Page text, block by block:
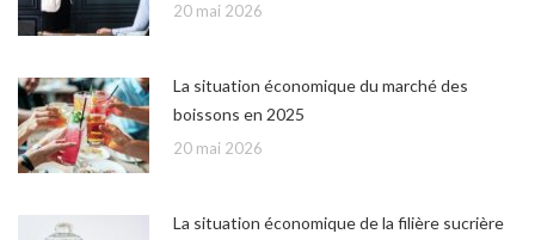
20 mai 2026
La situation économique du marché des
boissons en 2025
20 mai 2026
La situation économique de la filière sucrière